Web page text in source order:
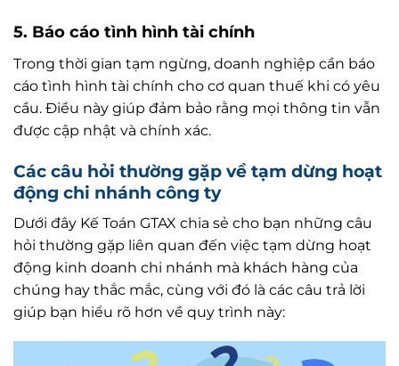
5. Báo cáo tình hình tài chính
Trong thời gian tạm ngừng, doanh nghiệp cần báo
cáo tình hình tài chính cho cơ quan thuế khi có yêu
cầu. Điều này giúp đảm bảo rằng mọi thông tin vẫn
được cập nhật và chính xác.
Các câu hỏi thường gặp về tạm dừng hoạt
động chi nhánh công ty
Dưới đây Kế Toán GTAX chia sẻ cho bạn những câu
hỏi thường gặp liên quan đến việc tạm dừng hoạt
động kinh doanh chi nhánh mà khách hàng của
chúng hay thắc mắc, cùng với đó là các câu trả lời
giúp bạn hiểu rõ hơn về quy trình này: